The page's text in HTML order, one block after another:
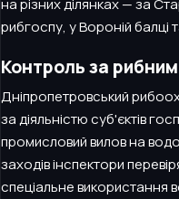
рибгоспу, у Вороній балці
Контроль за
Дніпропетровський
за діяльністю суб'єктів
промисловий вилов на
заходів інспектори
спеціальне використання